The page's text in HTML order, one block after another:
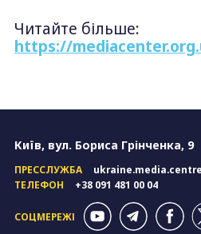
Читайте більше:
https://
Київ, вул. Бориса Грінченка, 9
ПРЕССЛУЖБА
ТЕЛЕФОН
+38 091 481 00 04
СОЦМЕРЕЖІ